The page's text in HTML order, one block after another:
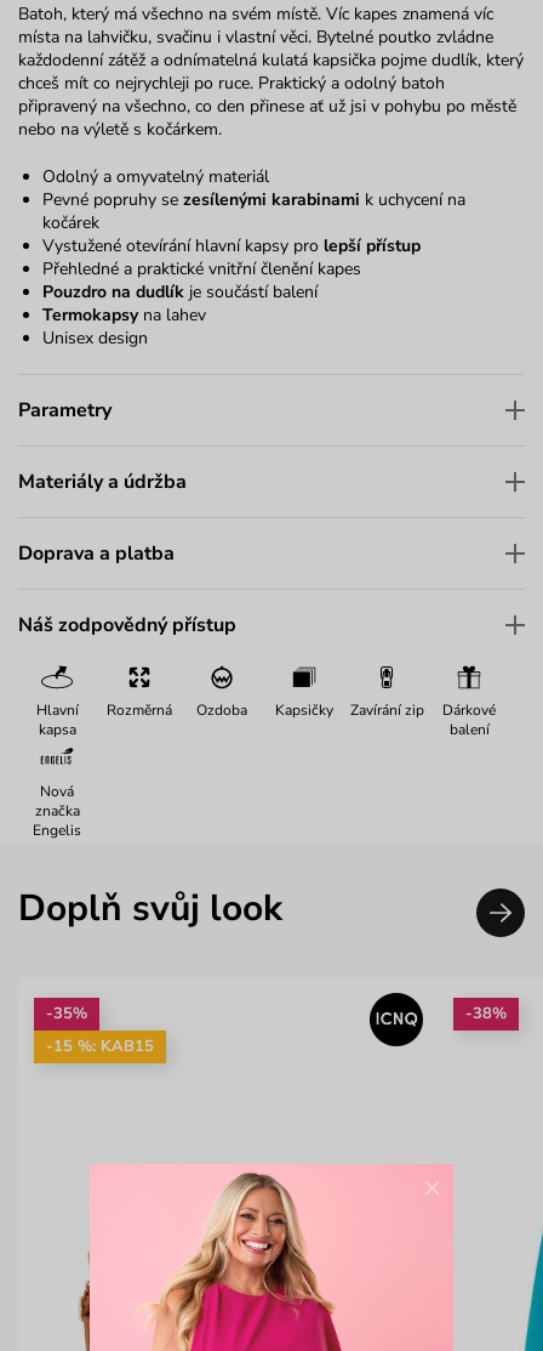
Batoh, který má všechno na svém místě. Víc kapes znamená víc
místa na lahvičku, svačinu i vlastní věci. Bytelné poutko zvládne
každodenní zátěž a odnímatelná kulatá kapsička pojme dudlík, který
chceš mít co nejrychleji po ruce. Praktický a odolný batoh
připravený na všechno, co den přinese ať už jsi v pohybu po městě
nebo na výletě s kočárkem.
Odolný a omyvatelný materiál
Pevné popruhy se zesílenými karabinami k uchycení na
kočárek
Vystužené otevírání hlavní kapsy pro lepší přístup
Přehledné a praktické vnitřní členění kapes
Pouzdro na dudlík je součástí balení
Termokapsyna lahev
Unisex design
Parametry
Materiály a údržba
Doprava a platba
Náš zodpovědný přístup
Hlavní
kapsa
Rozměrná Ozdoba Kapsičky Zavírání zip
Dárkové
balení
Nová
značka
Engelis
Doplň svůj look
-35%
-15 %: KAB15
-38%
×